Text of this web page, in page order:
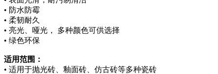
• 防水防霉
• 柔韧耐久
• 亮光、哑光， 多种颜色可供选择
• 绿色环保
适用范围：
• 适用于抛光砖、釉面砖、仿古砖等多种瓷砖